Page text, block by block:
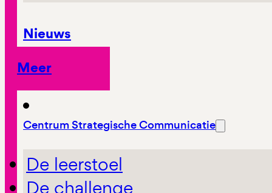
Nieuws
Meer
Centrum Strategische Communicatie
De leerstoel
De challenge